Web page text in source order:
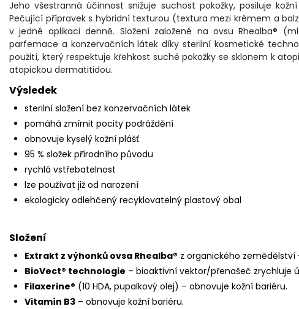
Jeho všestranná účinnost snižuje suchost pokožky, posiluje
Pečující přípravek s hybridní texturou (textura mezi krémem a
v jedné aplikaci denně. Složení založené na ovsu Rhealba®
parfemace a konzervačních látek díky sterilní kosmetické
použití, který respektuje křehkost suché pokožky se sklonem k
atopickou dermatitidou.
Výsledek
sterilní složení bez konzervačních látek
pomáhá zmírnit pocity podráždění
obnovuje kyselý kožní plášť
95 % složek přírodního původu
rychlá vstřebatelnost
lze používat již od narození
ekologicky odlehčený recyklovatelný plastový obal
Složení
Extrakt z výhonků ovsa Rhealba® z organického zemědělství
BioVect® technologie – bioaktivní vektor/přenašeč zrychluje
Filaxerine® (10 HDA, pupalkový olej) –⁠ obnovuje kožní bariéru.
Vitamín B3 –⁠ obnovuje kožní bariéru.